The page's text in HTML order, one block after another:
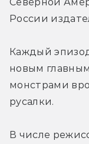
России
Каждый
новым
монстрами
русалки.
В числе